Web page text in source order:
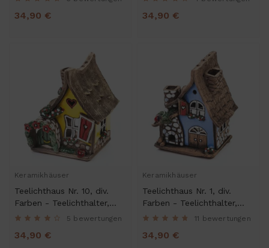
34,90 € 34,90 €
Keramikhäuser
Teelichthaus Nr. 10, div.
Farben - Teelichthalter,
Duftstövchen und5 bewertungen
34,90 €
Keramikhäuser
Teelichthaus Nr. 1, div.
Farben - Teelichthalter,
Duftstövchen und11 bewertungen
34,90 €